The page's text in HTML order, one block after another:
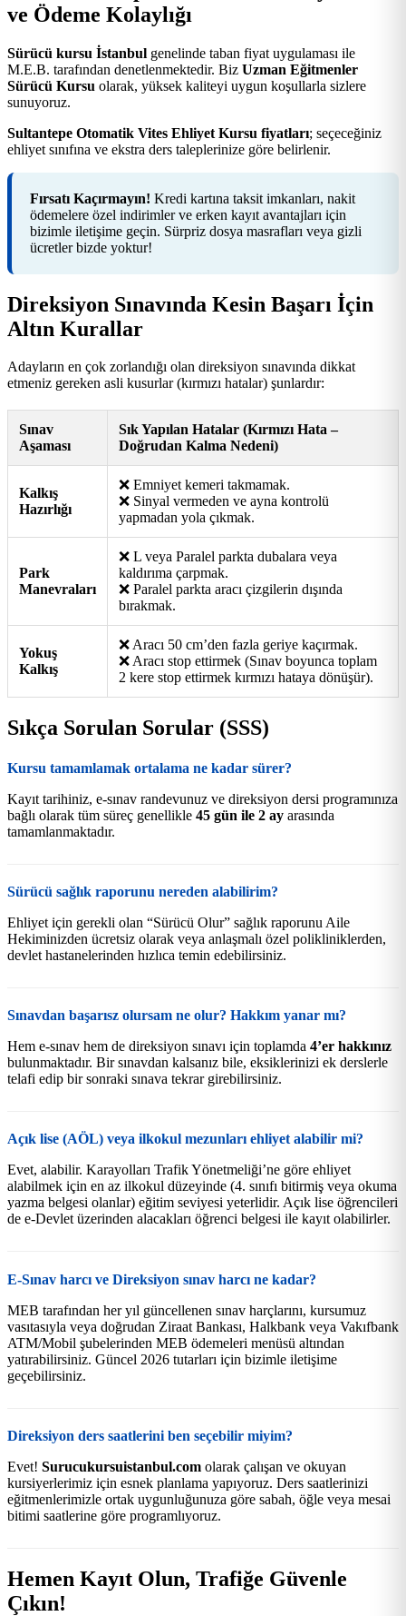
ve Ödeme Kolaylığı
Sürücü kursu İstanbul genelinde taban fiyat uygulaması ile
M.E.B. tarafından denetlenmektedir. Biz Uzman Eğitmenler
Sürücü Kursu olarak, yüksek kaliteyi uygun koşullarla sizlere
sunuyoruz.
Sultantepe Otomatik Vites Ehliyet Kursu fiyatları; seçeceğiniz
ehliyet sınıfına ve ekstra ders taleplerinize göre belirlenir.
Fırsatı Kaçırmayın! Kredi kartına taksit imkanları, nakit
ödemelere özel indirimler ve erken kayıt avantajları için
bizimle iletişime geçin. Sürpriz dosya masrafları veya gizli
ücretler bizde yoktur!
Direksiyon Sınavında Kesin Başarı İçin
Altın Kurallar
Adayların en çok zorlandığı olan direksiyon sınavında dikkat
etmeniz gereken asli kusurlar (kırmızı hatalar) şunlardır:
Sınav
Aşaması
Sık Yapılan Hatalar (Kırmızı Hata –
Doğrudan Kalma Nedeni)
Kalkış
Hazırlığı
❌ Emniyet kemeri takmamak.
❌ Sinyal vermeden ve ayna kontrolü
yapmadan yola çıkmak.
Park
Manevraları
❌ L veya Paralel parkta dubalara veya
kaldırıma çarpmak.
❌ Paralel parkta aracı çizgilerin dışında
bırakmak.
Yokuş
Kalkış
❌ Aracı 50 cm’den fazla geriye kaçırmak.
❌ Aracı stop ettirmek (Sınav boyunca toplam
2 kere stop ettirmek kırmızı hataya dönüşür).
Sıkça Sorulan Sorular (SSS)
Kursu tamamlamak ortalama ne kadar sürer?
Kayıt tarihiniz, e-sınav randevunuz ve direksiyon dersi programınıza
bağlı olarak tüm süreç genellikle 45 gün ile 2 ay arasında
tamamlanmaktadır.
Sürücü sağlık raporunu nereden alabilirim?
Ehliyet için gerekli olan “Sürücü Olur” sağlık raporunu Aile
Hekiminizden ücretsiz olarak veya anlaşmalı özel polikliniklerden,
devlet hastanelerinden hızlıca temin edebilirsiniz.
Sınavdan başarısz olursam ne olur? Hakkım yanar mı?
Hem e-sınav hem de direksiyon sınavı için toplamda 4’er hakkınız
bulunmaktadır. Bir sınavdan kalsanız bile, eksiklerinizi ek derslerle
telafi edip bir sonraki sınava tekrar girebilirsiniz.
Açık lise (AÖL) veya ilkokul mezunları ehliyet alabilir mi?
Evet, alabilir. Karayolları Trafik Yönetmeliği’ne göre ehliyet
alabilmek için en az ilkokul düzeyinde (4. sınıfı bitirmiş veya okuma
yazma belgesi olanlar) eğitim seviyesi yeterlidir. Açık lise öğrencileri
de e-Devlet üzerinden alacakları öğrenci belgesi ile kayıt olabilirler.
E-Sınav harcı ve Direksiyon sınav harcı ne kadar?
MEB tarafından her yıl güncellenen sınav harçlarını, kursumuz
vasıtasıyla veya doğrudan Ziraat Bankası, Halkbank veya Vakıfbank
ATM/Mobil şubelerinden MEB ödemeleri menüsü altından
yatırabilirsiniz. Güncel 2026 tutarları için bizimle iletişime
geçebilirsiniz.
Direksiyon ders saatlerini ben seçebilir miyim?
Evet! Surucukursuistanbul.com olarak çalışan ve okuyan
kursiyerlerimiz için esnek planlama yapıyoruz. Ders saatlerinizi
eğitmenlerimizle ortak uygunluğunuza göre sabah, öğle veya mesai
bitimi saatlerine göre programlıyoruz.
Hemen Kayıt Olun, Trafiğe Güvenle
Çıkın!